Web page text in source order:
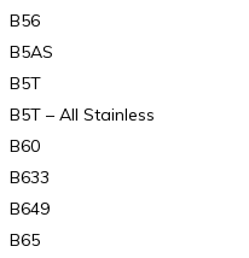
B56
B5AS
B5T
B5T – All Stainless
B60
B633
B649
B65